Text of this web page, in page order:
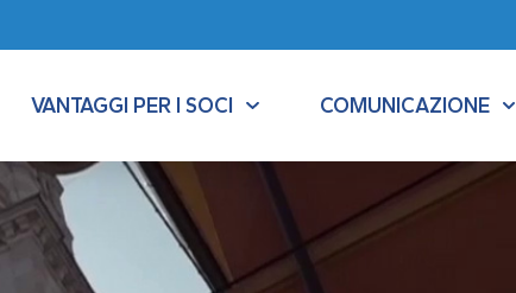
VANTAGGI PER I SOCI COMUNICAZIONE